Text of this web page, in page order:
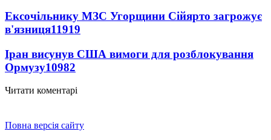
Ексочільнику МЗС Угорщини Сійярто загрожує
в'язниця11919
Іран висунув США вимоги для розблокування
Ормузу10982
Читати коментарі
Повна версія сайту